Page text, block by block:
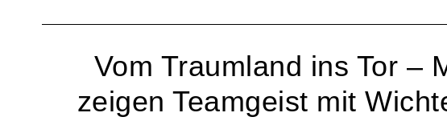
Vom Traumland ins Tor –
zeigen Teamgeist mit